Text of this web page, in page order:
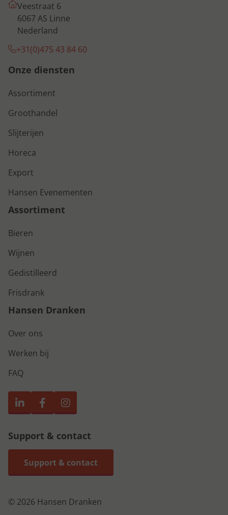
Veestraat 6
6067 AS Linne
Nederland
+31(0)475 43 84 60
Onze diensten
Assortiment
Groothandel
Slijterijen
Horeca
Export
Hansen Evenementen
Assortiment
Bieren
Wijnen
Gedistilleerd
Frisdrank
Hansen Dranken
Over ons
Werken bij
FAQ
Support & contact
Support & contact
© 2026 Hansen Dranken